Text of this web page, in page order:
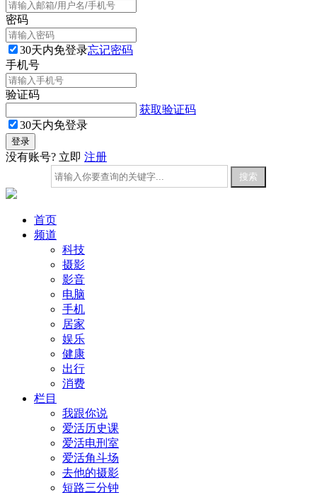
密码
30天内免登录忘记密码
手机号
验证码
获取验证码
30天内免登录
没有账号? 立即 注册
首页
频道
科技
摄影
影音
电脑
手机
居家
娱乐
健康
出行
消费
栏目
我跟你说
爱活历史课
爱活电刑室
爱活角斗场
去他的摄影
短路三分钟